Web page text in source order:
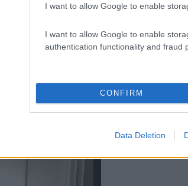
I want to allow Google to enable
I want to allow Google to enable
authentication functionality and fraud
CONFIRM
Data Deletion
Χοψονίδου Instagram